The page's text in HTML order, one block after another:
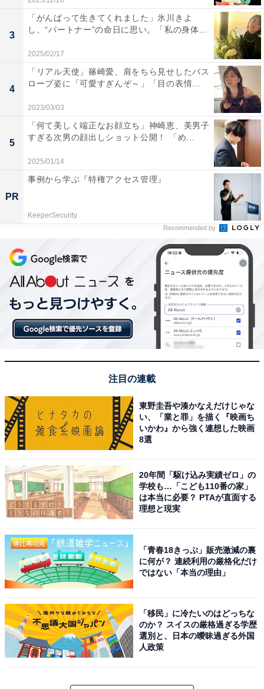
3
「がんばって生きてくれました」氷川きよ
し、“パートナー”の命日に思い。「私の身体...
2025/02/17
4
「リアル天使」篠崎愛、肩をちら見せしたバス
ローブ姿に「可愛すぎんぞ～」「目の表情...
2023/03/03
5
「何て美しく端正なお顔立ち」神崎恵、美男子
すぎる次男の顔出しショット公開！ 「め...
2025/01/14
PR
事例から学ぶ『特権アクセス管理』
KeeperSecurity
Recommended by
注目の連載
東野圭吾や湊かなえだけじゃな
い、「業と罪」を描く『映画ち
いかわ』から強く連想した映画
8選
20年間「駆け込み実績ゼロ」の
学校も…「こども110番の家」
は本当に必要？ PTAが直面する
理想と現実
「青春18きっぷ」販売激減の裏
に何が？ 連続利用の厳格化だけ
ではない「本当の理由」
「移民」に冷たいのはどっちな
のか？ スイスの厳格過ぎる学歴
選別と、日本の曖昧過ぎる外国
人政策